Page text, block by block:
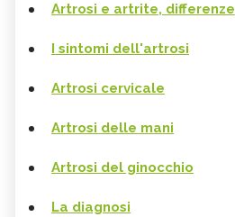
Artrosi e artrite, differenze
I sintomi dell'artrosi
Artrosi cervicale
Artrosi delle mani
Artrosi del ginocchio
La diagnosi